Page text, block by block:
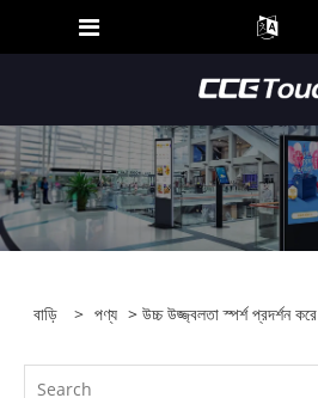
বাড়ি > পণ্য >উচ্চ উজ্জ্বলতা স্পর্শ প্রদর্শন করে